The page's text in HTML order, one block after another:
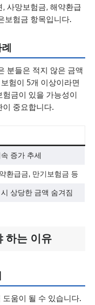
사망보험금, 해약환급
보험금 항목입니다.
분들은 적지 않은 금액
험이 5개 이상이라면
금이 있을 가능성이
중요합니다.
증가 추세
환급금, 만기보험금 등
상당한 금액 숨겨짐
하는 이유
움이 될 수 있습니다.